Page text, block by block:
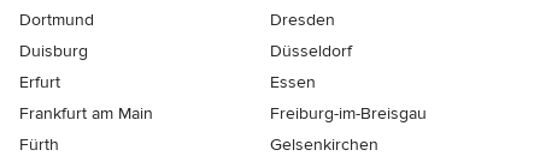
Dortmund
Dresden
Duisburg
Düsseldorf
Erfurt
Essen
Frankfurt am Main
Freiburg-im-Breisgau
Fürth
Gelsenkirchen